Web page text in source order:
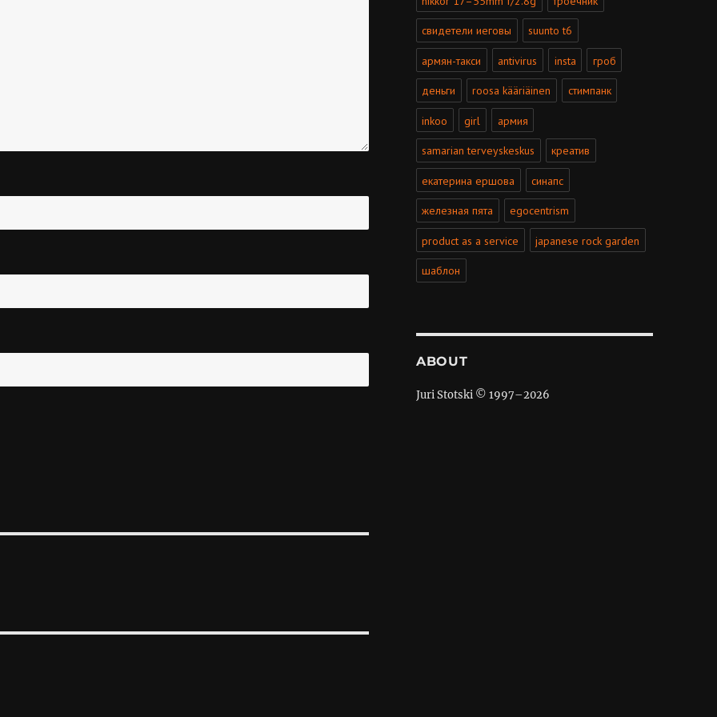
свидетели иеговы suunto t6
армян-такси antivirus insta гроб
деньги roosa kääriäinen стимпанк
inkoo girl армия
samarian terveyskeskus креатив
екатерина ершова синапс
железная пята egocentrism
product as a service japanese rock garden
шаблон
ABOUT
Juri Stotski © 1997–2026